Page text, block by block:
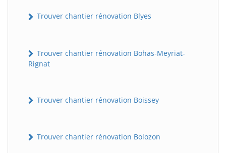
Trouver chantier rénovation Blyes
Trouver chantier rénovation Bohas-Meyriat-
Rignat
Trouver chantier rénovation Boissey
Trouver chantier rénovation Bolozon